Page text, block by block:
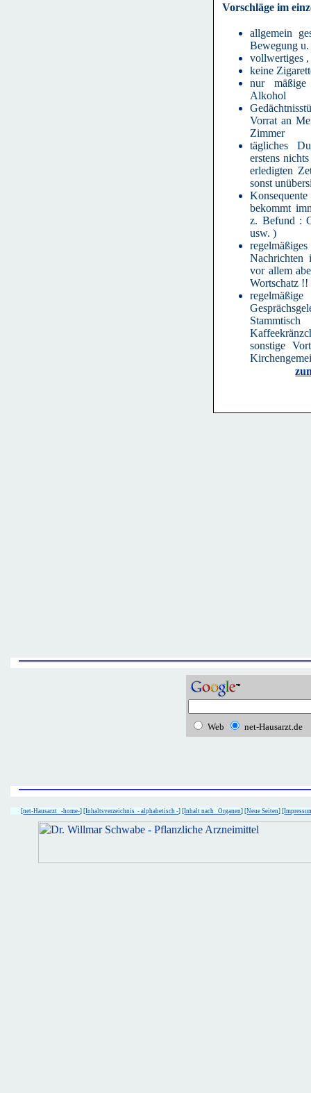
Vorschläge im
allgemein
Bewegung
vollwertiges ,
keine
nur
Alkohol
Vorrat an
Zimmer
tägliches
erstens
erledigten
sonst
bekommt
z. Befund :
usw. )
Nachrichten
vor allem
Wortschatz !!
sonstige
Web net-Hausarzt.de
[net-Hausarzt -home-] [Inhaltsverzeichnis - alphabetisch -] [Inhalt nach Organen] [Neue Seiten] [